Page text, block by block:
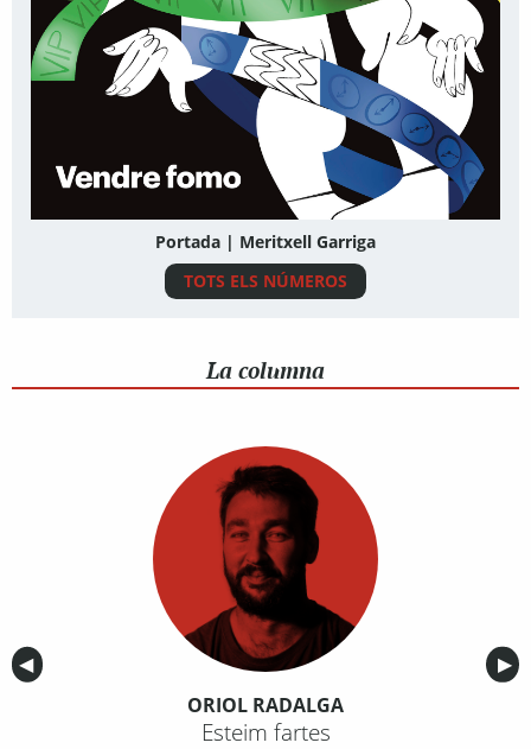
Portada | Meritxell Garriga
TOTS ELS NÚMEROS
La columna
Anterior
◀︎ ▶︎
ORIOL RADALGA
Esteim fartes